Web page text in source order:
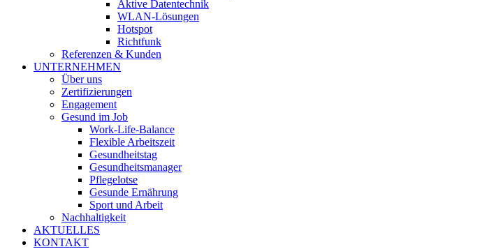
Aktive Datentechnik
WLAN-Lösungen
Hotspot
Richtfunk
Referenzen & Kunden
UNTERNEHMEN
Über uns
Zertifi­zierungen
Engagement
Gesund im Job
Work-Life-Balance
Flexible Arbeitszeit
Gesundheitstag
Gesundheits­manager
Pflegelotse
Gesunde Ernährung
Sport und Arbeit
Nachhaltigkeit
AKTUELLES
KONTAKT